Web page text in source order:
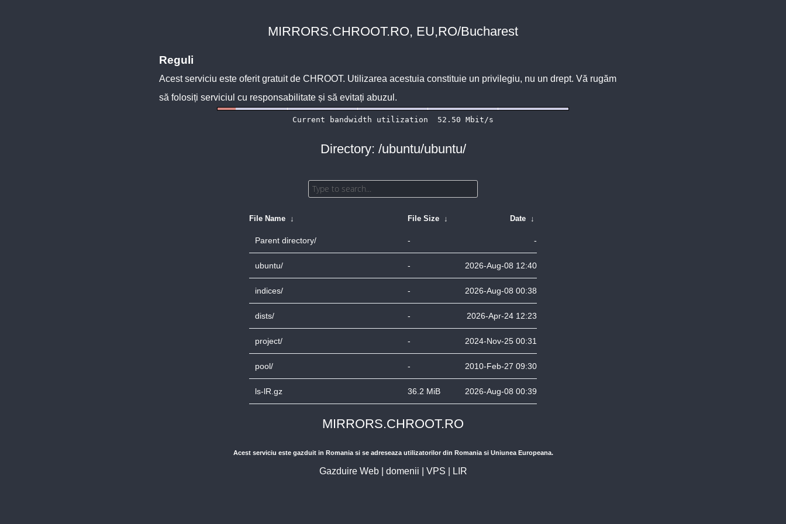
MIRRORS.CHROOT.RO, EU,RO/Bucharest
Reguli
Acest serviciu este oferit gratuit de CHROOT. Utilizarea acestuia constituie un privilegiu, nu un drept. Vă rugăm
să folosiți serviciul cu responsabilitate și să evitați abuzul.
Directory: /ubuntu/ubuntu/
File Name ↓ File Size ↓ Date ↓
Parent directory/ - -
ubuntu/ - 2026-Aug-08 12:40
indices/ - 2026-Aug-08 00:38
dists/ - 2026-Apr-24 12:23
project/ - 2024-Nov-25 00:31
pool/ - 2010-Feb-27 09:30
ls-lR.gz 36.2 MiB 2026-Aug-08 00:39
MIRRORS.CHROOT.RO
Acest serviciu este gazduit in Romania si se adreseaza utilizatorilor din Romania si Uniunea Europeana.
Gazduire Web| domenii VPS LIR